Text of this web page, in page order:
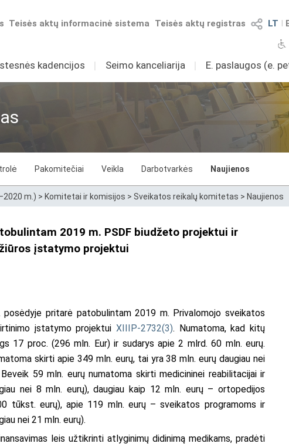
LT I
Teisės aktų registras
Teisės aktų informacinė sistema
kadencijos I Seimo kanceliarija I E. paslaugos (e.
Pakomitečiai Veikla Darbotvarkės Naujienos
m.) > Komitetai ir komisijos > Sveikatos reikalų komitetas > Naujienos
2019 m. PSDF biudžeto projektui ir
įstatymo projektui
posėdyje pritarė patobulintam 2019 m. Privalomojo sveikatos
įstatymo projektuiXIIIP-2732(3). Numatoma, kad kitų
17 proc. (296 mln. Eur) ir sudarys apie 2 mlrd. 60 mln. eurų.
skirti apie 349 mln. eurų, tai yra 38 mln. eurų daugiau nei
59 mln. eurų numatoma skirti medicininei reabilitacijai ir
nei 8 mln. eurų), daugiau kaip 12 mln. eurų – ortopedijos
tūkst. eurų), apie 119 mln. eurų – sveikatos programoms ir
nei 21 mln. eurų).
leis užtikrinti atlyginimų didinimą medikams, pradėti